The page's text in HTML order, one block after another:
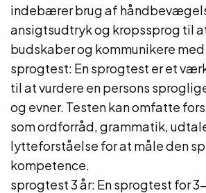
indebærer brug af
ansigtsudtryk og kropssprog til
budskaber og kommunikere
sprogtest: En sprogtest er et
til at vurdere en persons
og evner. Testen kan omfatte
som ordforråd, grammatik,
lytteforståelse for at måle den
kompetence.
sprogtest 3 år: En sprogtest for